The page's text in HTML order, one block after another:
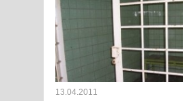
13.04.2011